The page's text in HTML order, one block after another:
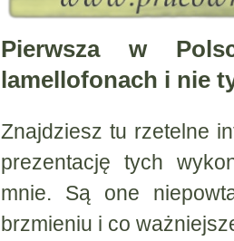
Pierwsza w
lamellofonach i nie
Znajdziesz tu rzetelne
prezentację tych
mnie. Są one
brzmieniu i co